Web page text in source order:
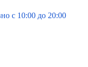
с 10:00 до 20:00